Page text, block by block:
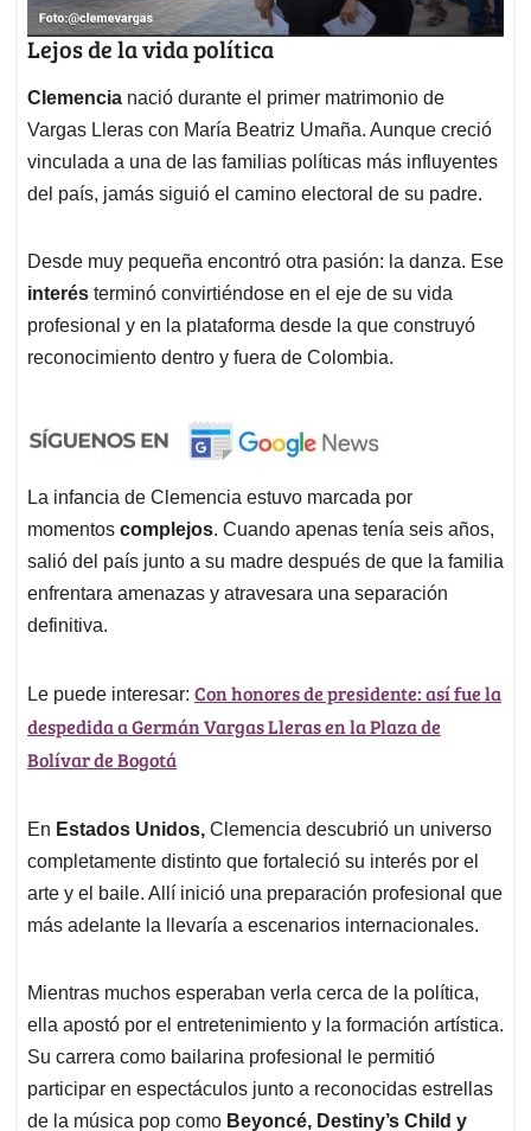
Lejos de la vida política
Clemencia nació durante el primer matrimonio de
Vargas Lleras con María Beatriz Umaña. Aunque creció
vinculada a una de las familias políticas más influyentes
del país, jamás siguió el camino electoral de su padre.
Desde muy pequeña encontró otra pasión: la danza. Ese
interés terminó convirtiéndose en el eje de su vida
profesional y en la plataforma desde la que construyó
reconocimiento dentro y fuera de Colombia.
La infancia de Clemencia estuvo marcada por
momentos complejos. Cuando apenas tenía seis años,
salió del país junto a su madre después de que la familia
enfrentara amenazas y atravesara una separación
definitiva.
Le puede interesar: Con honores de presidente: así fue la
despedida a Germán Vargas Lleras en la Plaza de
Bolívar de Bogotá
En Estados Unidos, Clemencia descubrió un universo
completamente distinto que fortaleció su interés por el
arte y el baile. Allí inició una preparación profesional que
más adelante la llevaría a escenarios internacionales.
Mientras muchos esperaban verla cerca de la política,
ella apostó por el entretenimiento y la formación artística.
Su carrera como bailarina profesional le permitió
participar en espectáculos junto a reconocidas estrellas
de la música pop como Beyoncé, Destiny’s Child y